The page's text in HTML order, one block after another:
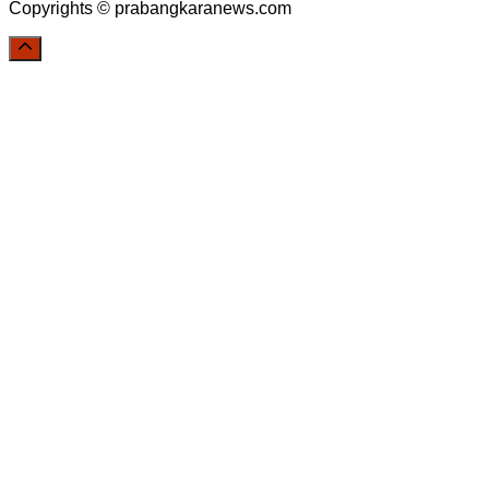
Copyrights © prabangkaranews.com